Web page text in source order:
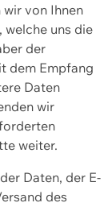
von Ihnen
welche uns die
der
dem Empfang
Daten
wir
weiter.
Daten, der E-
des